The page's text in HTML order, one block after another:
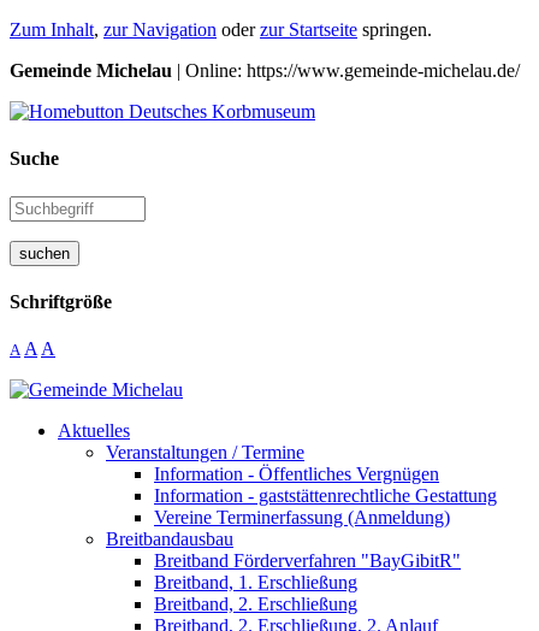
Zum Inhalt, zur Navigation oderzur Startseite springen.
Gemeinde Michelau | Online: https://www.gemeinde-michelau.de/
Suche
suchen
Schriftgröße
A A A
Aktuelles
Veranstaltungen / Termine
Information - Öffentliches Vergnügen
Information - gaststättenrechtliche Gestattung
Vereine Terminerfassung (Anmeldung)
Breitbandausbau
Breitband Förderverfahren "BayGibitR"
Breitband, 1. Erschließung
Breitband, 2. Erschließung
Breitband, 2. Erschließung, 2. Anlauf